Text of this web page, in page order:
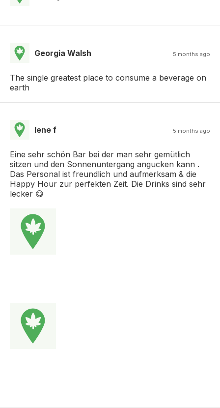
Georgia Walsh 5 months ago
The single greatest place to consume a beverage on
earth
lene f 5 months ago
Eine sehr schön Bar bei der man sehr gemütlich
sitzen und den Sonnenuntergang angucken kann .
Das Personal ist freundlich und aufmerksam & die
Happy Hour zur perfekten Zeit. Die Drinks sind sehr
lecker 😋